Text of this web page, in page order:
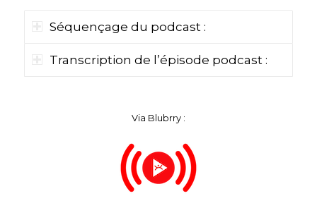
Séquençage du podcast :
Transcription de l’épisode podcast :
Via Blubrry :